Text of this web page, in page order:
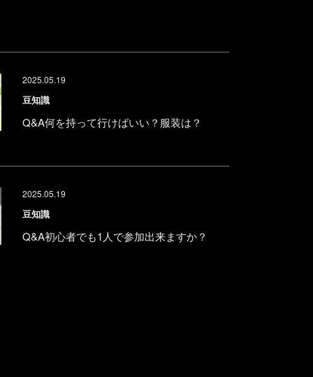
2025.05.19
豆知識
Q&A何を持って行けばいい？服装は？
2025.05.19
豆知識
Q&A初心者でも1人で参加出来ますか？